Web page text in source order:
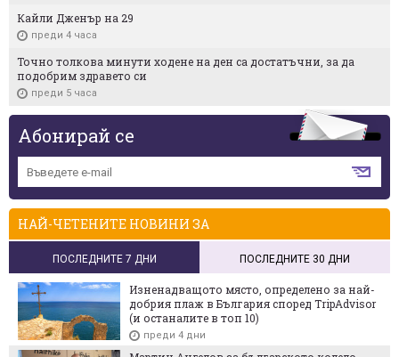
Кайли Дженър на 29
преди 4 часа
Точно толкова минути ходене на ден са достатъчни, за да
подобрим здравето си
преди 5 часа
Абонирай се
НАЙ-ЧЕТЕНИТЕ НОВИНИ ЗА
ПОСЛЕДНИТЕ 7 ДНИ ПОСЛЕДНИТЕ 30 ДНИ
Изненадващото място, определено за най-
добрия плаж в България според TripAdvisor
(и останалите в топ 10)
преди 4 дни